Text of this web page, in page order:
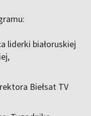
liderki białoruskiej
Biełsat TV